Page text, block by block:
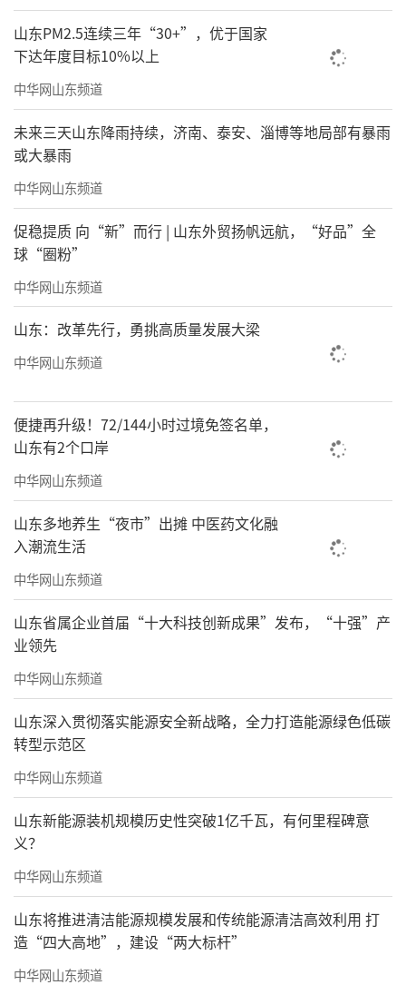
山东PM2.5连续三年“30+”，优于国家
下达年度目标10%以上
中华网山东频道
未来三天山东降雨持续，济南、泰安、淄博等地局部有暴雨
或大暴雨
中华网山东频道
促稳提质 向“新”而行 | 山东外贸扬帆远航，“好品”全
球“圈粉”
中华网山东频道
山东：改革先行，勇挑高质量发展大梁
中华网山东频道
便捷再升级！72/144小时过境免签名单，
山东有2个口岸
中华网山东频道
山东多地养生“夜市”出摊 中医药文化融
入潮流生活
中华网山东频道
山东省属企业首届“十大科技创新成果”发布，“十强”产
业领先
中华网山东频道
山东深入贯彻落实能源安全新战略，全力打造能源绿色低碳
转型示范区
中华网山东频道
山东新能源装机规模历史性突破1亿千瓦，有何里程碑意
义？
中华网山东频道
山东将推进清洁能源规模发展和传统能源清洁高效利用 打
造“四大高地”，建设“两大标杆”
中华网山东频道